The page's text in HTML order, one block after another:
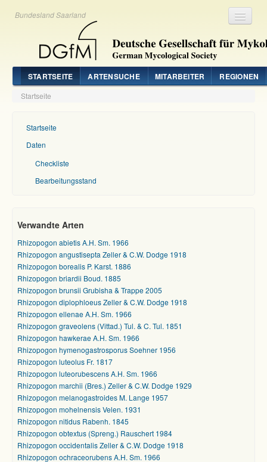
Bundesland Saarland
STARTSEITE ARTENSUCHE MITARBEITER REGIONEN
Startseite
Startseite
Daten
Checkliste
Bearbeitungsstand
Verwandte Arten
Rhizopogon abietis A.H. Sm. 1966
Rhizopogon angustisepta Zeller & C.W. Dodge 1918
Rhizopogon borealis P. Karst. 1886
Rhizopogon briardii Boud. 1885
Rhizopogon brunsii Grubisha & Trappe 2005
Rhizopogon diplophloeus Zeller & C.W. Dodge 1918
Rhizopogon ellenae A.H. Sm. 1966
Rhizopogon graveolens (Vittad.) Tul. & C. Tul. 1851
Rhizopogon hawkerae A.H. Sm. 1966
Rhizopogon hymenogastrosporus Soehner 1956
Rhizopogon luteolus Fr. 1817
Rhizopogon luteorubescens A.H. Sm. 1966
Rhizopogon marchii (Bres.) Zeller & C.W. Dodge 1929
Rhizopogon melanogastroides M. Lange 1957
Rhizopogon mohelnensis Velen. 1931
Rhizopogon nitidus Rabenh. 1845
Rhizopogon obtextus (Spreng.) Rauschert 1984
Rhizopogon occidentalis Zeller & C.W. Dodge 1918
Rhizopogon ochraceorubens A.H. Sm. 1966